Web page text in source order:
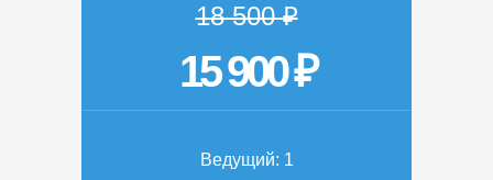
18 500 ₽
15 900 ₽
Ведущий: 1